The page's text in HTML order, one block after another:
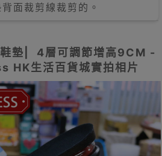
面裁剪線裁剪的。
鞋墊| 4層可調節增高9CM -
生活百貨城實拍相片